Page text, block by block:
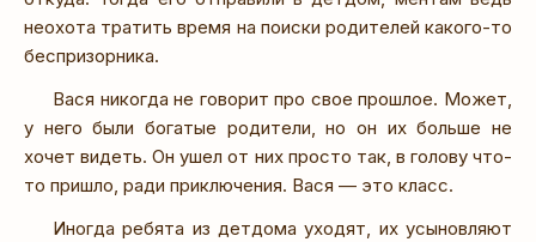
неохота тратить время на поиски родителей какого-то
беспризорника.
Вася никогда не говорит про свое прошлое. Может,
у него были богатые родители, но он их больше не
хочет видеть. Он ушел от них просто так, в голову что-
то пришло, ради приключения. Вася — это класс.
Иногда ребята из детдома уходят, их усыновляют